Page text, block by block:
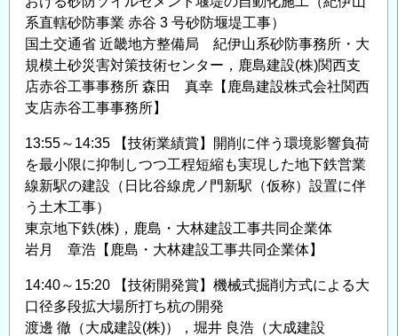
系直轄砂防事業 赤谷 3 号砂防堰堤工事）
国土交通省 近畿地方整備局 紀伊山系砂防事務所・大
規模土砂災害対策技術センター，鹿島建設(株)関西支
店赤谷工事事務所 森田 真幸【鹿島建設株式会社関西
支店赤谷工事事務所】
13:55～14:35 【技術業績賞】開削に伴う環境影響負荷
を最小限に抑制しつつ工程短縮も実現した地下鉄営業
線新駅の建設（日比谷線虎ノ門新駅（仮称）設置に伴
う土木工事）
東京地下鉄(株)，鹿島・大林建設工事共同企業体
岩月 章浩【鹿島・大林建設工事共同企業体】
14:40～15:20 【技術開発賞】機械式掘削方式による大
口径多段拡大場所打ち杭の開発
渡邊 徹（大成建設(株)），堀井 良浩（大成建設